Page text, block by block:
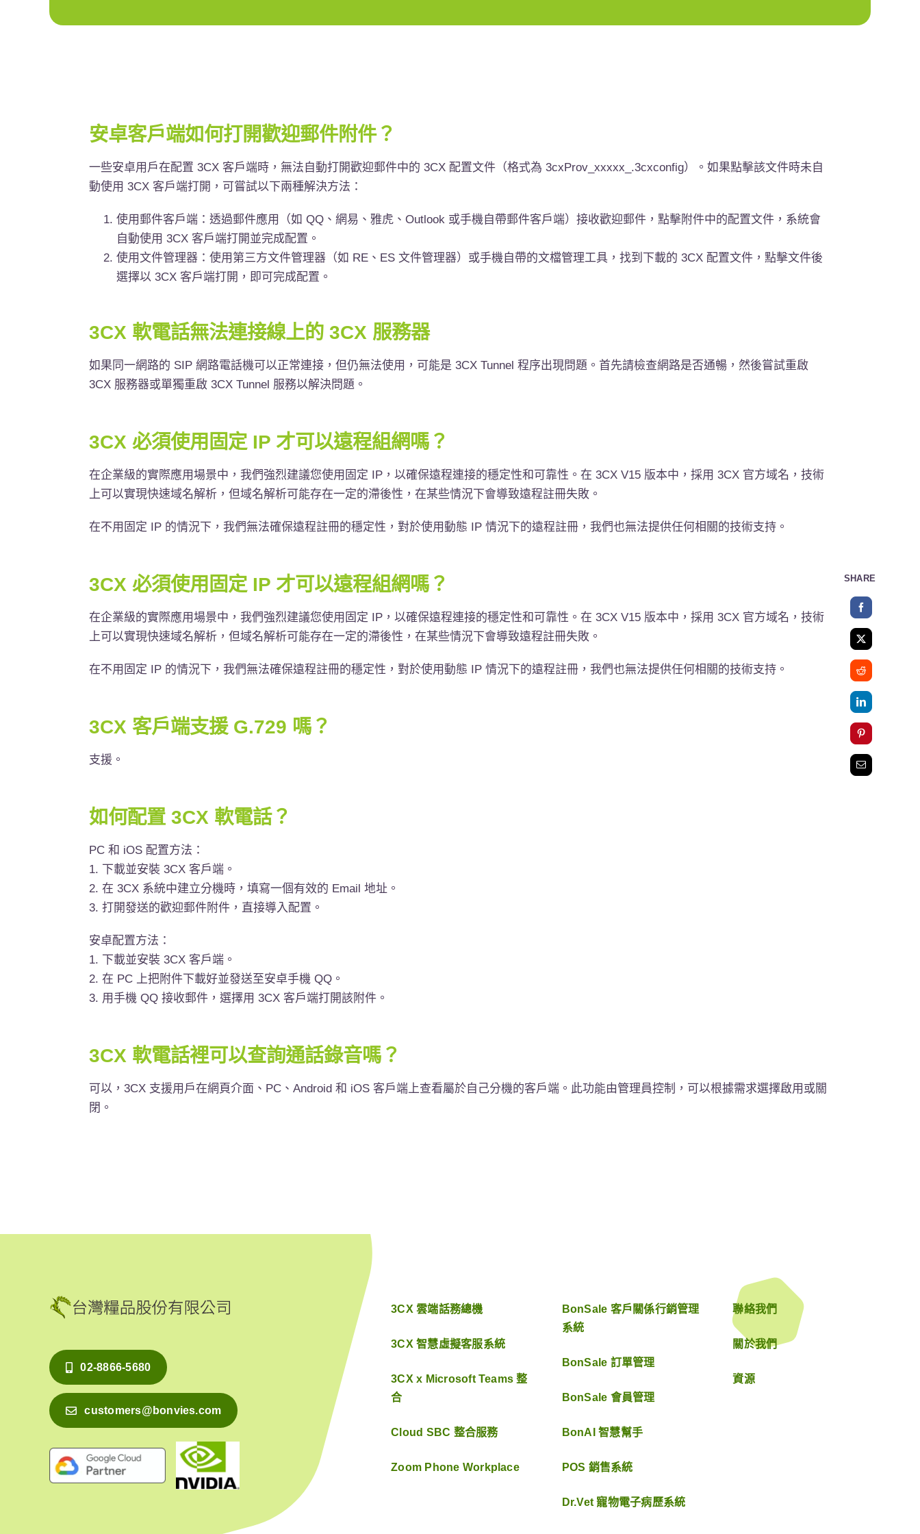
安卓客戶端如何打開歡迎郵件附件？
一些安卓用戶在配置 3CX 客戶端時，無法自動打開歡迎郵件中的 3CX 配置文件（格式為 3cxProv_xxxxx_.3cxconfig）。如果點擊該文件時未自
動使用 3CX 客戶端打開，可嘗試以下兩種解決方法：
使用郵件客戶端：透過郵件應用（如 QQ、網易、雅虎、Outlook 或手機自帶郵件客戶端）接收歡迎郵件，點擊附件中的配置文件，系統會
自動使用 3CX 客戶端打開並完成配置。
使用文件管理器：使用第三方文件管理器（如 RE、 ES 文件管理器）或手機自帶的文檔管理工具，找到下載的 3CX 配置文件，點擊文件後
選擇以3CX 客戶端打開，即可完成配置。
3CX 軟電話無法連接線上的3CX 服務器
如果同一網路的 SIP 網路電話機可以正常連接，但仍無法使用，可能是 3CX Tunnel 程序出現問題。首先請檢查網路是否通暢，然後嘗試重啟
3CX 服務器或單獨重啟3CX Tunnel 服務以解決問題。
3CX 必須使用固定 IP 才可以遠程組網嗎？
在企業級的實際應用場景中，我們強烈建議您使用固定 IP，以確保遠程連接的穩定性和可靠性。在 3CX V15 版本中，採用 3CX 官方域名，技術
上可以實現快速域名解析，但域名解析可能存在一定的滯後性，在某些情況下會導致遠程註冊失敗。
在不用固定 IP 的情況下，我們無法確保遠程註冊的穩定性，對於使用動態 IP 情況下的遠程註冊，我們也無法提供任何相關的技術支持。
3CX 必須使用固定 IP 才可以遠程組網嗎？
在企業級的實際應用場景中，我們強烈建議您使用固定 IP，以確保遠程連接的穩定性和可靠性。在 3CX V15 版本中，採用 3CX 官方域名，技術
上可以實現快速域名解析，但域名解析可能存在一定的滯後性，在某些情況下會導致遠程註冊失敗。
在不用固定 IP 的情況下，我們無法確保遠程註冊的穩定性，對於使用動態 IP 情況下的遠程註冊，我們也無法提供任何相關的技術支持。
3CX 客戶端支援 G.729 嗎？
支援。
如何配置 3CX 軟電話？
PC 和 iOS 配置方法：
1. 下載並安裝 3CX 客戶端。
2. 在 3CX 系統中建立分機時，填寫一個有效的 Email 地址。
3. 打開發送的歡迎郵件附件，直接導入配置。
安卓配置方法：
1. 下載並安裝3CX 客戶端。
2. 在 PC 上把附件下載好並發送至安卓手機QQ。
3. 用手機QQ 接收郵件，選擇用 3CX 客戶端打開該附件。
3CX 軟電話裡可以查詢通話錄音嗎？
可以， 3CX 支援用戶在網頁介面、 PC、 Android 和 iOS 客戶端上查看屬於自己分機的客戶端。此功能由管理員控制，可以根據需求選擇啟用或關
閉。
02-8866-5680
customers@bonvies.com
3CX 雲端話務總機
3CX 智慧虛擬客服系統
3CX x Microsoft Teams 整
合
Cloud SBC 整合服務
Zoom Phone Workplace
BonSale 客戶關係行銷管理
系統
BonSale 訂單管理
BonSale 會員管理
BonAI 智慧幫手
POS 銷售系統
Dr.Vet 寵物電子病歷系統
聯絡我們
關於我們
資源
SHARE